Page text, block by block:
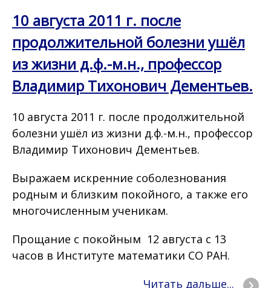
10 августа 2011 г. после
продолжительной болезни ушёл
из жизни д.ф.-м.н., профессор
Владимир Тихонович Дементьев.
10 августа 2011 г. после продолжительной
болезни ушёл из жизни д.ф.-м.н., профессор
Владимир Тихонович Дементьев.
Выражаем искренние соболезнования
родным и близким покойного, а также его
многочисленным ученикам.
Прощание с покойным 12 августа с 13
часов в Институте математики СО РАН.
Читать дальше...